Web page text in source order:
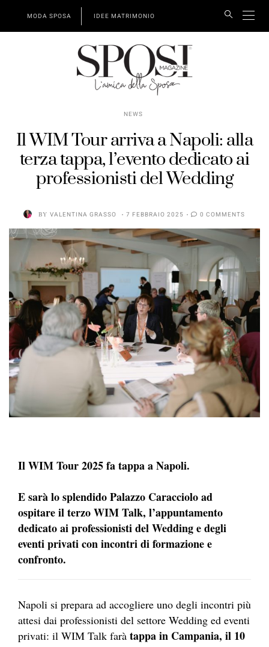
MODA SPOSA IDEE MATRIMONIO
NEWS
Il WIM Tour arriva a Napoli: alla
terza tappa, l’evento dedicato ai
professionisti del Wedding
BY VALENTINA GRASSO 7 FEBBRAIO 2025 0 COMMENTS
Il WIM Tour 2025 fa tappa a Napoli.
E sarà lo splendido Palazzo Caracciolo ad
ospitare il terzo WIM Talk, l’appuntamento
dedicato ai professionisti del Wedding e degli
eventi privati con incontri di formazione e
confronto.
Napoli si prepara ad accogliere uno degli incontri più
attesi dai professionisti del settore Wedding ed eventi
privati: il WIM Talk farà tappa in Campania, il 10